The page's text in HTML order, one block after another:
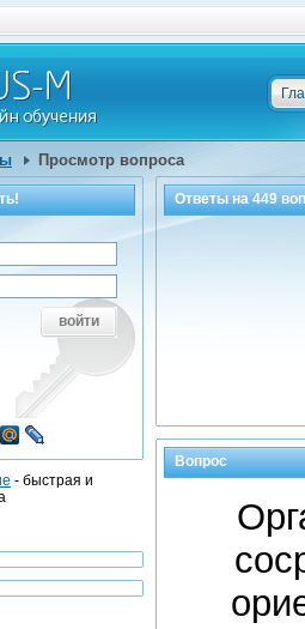
Просмотр вопроса
Ответы на449
Вопрос
войти
- быстрая и